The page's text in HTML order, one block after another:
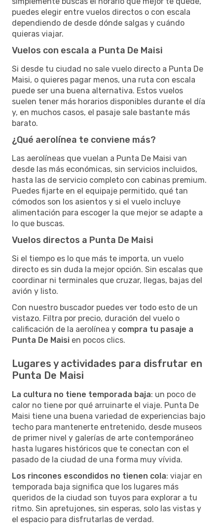
puedes elegir entre vuelos directos o con escala
dependiendo de desde dónde salgas y cuándo
quieras viajar.
Vuelos con escala a Punta De Maisi
Si desde tu ciudad no sale vuelo directo a Punta De
Maisi, o quieres pagar menos, una ruta con escala
puede ser una buena alternativa. Estos vuelos
suelen tener más horarios disponibles durante el día
y, en muchos casos, el pasaje sale bastante más
barato.
¿Qué aerolínea te conviene más?
Las aerolíneas que vuelan a Punta De Maisi van
desde las más económicas, sin servicios incluidos,
hasta las de servicio completo con cabinas premium.
Puedes fijarte en el equipaje permitido, qué tan
cómodos son los asientos y si el vuelo incluye
alimentación para escoger la que mejor se adapte a
lo que buscas.
Vuelos directos a Punta De Maisi
Si el tiempo es lo que más te importa, un vuelo
directo es sin duda la mejor opción. Sin escalas que
coordinar ni terminales que cruzar, llegas, bajas del
avión y listo.
Con nuestro buscador puedes ver todo esto de un
vistazo. Filtra por precio, duración del vuelo o
calificación de la aerolínea y compra tu pasaje a
Punta De Maisi en pocos clics.
Lugares y actividades para disfrutar en
Punta De Maisi
La cultura no tiene temporada baja: un poco de
calor no tiene por qué arruinarte el viaje. Punta De
Maisi tiene una buena variedad de experiencias bajo
techo para mantenerte entretenido, desde museos
de primer nivel y galerías de arte contemporáneo
hasta lugares históricos que te conectan con el
pasado de la ciudad de una forma muy vívida.
Los rincones escondidos no tienen cola: viajar en
temporada baja significa que los lugares más
queridos de la ciudad son tuyos para explorar a tu
ritmo. Sin apretujones, sin esperas, solo las vistas y
el espacio para disfrutarlas de verdad.